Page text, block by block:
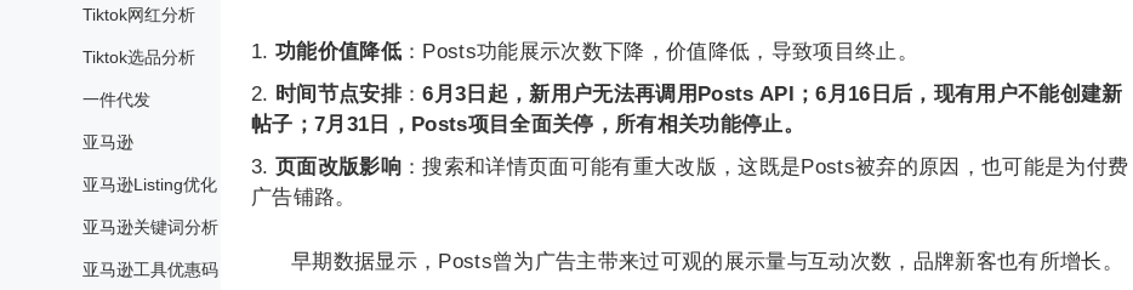
Tiktok网红分析
Tiktok选品分析
一件代发
亚马逊
亚马逊Listing优化
亚马逊关键词分析
亚马逊工具优惠码
功能价值降低：Posts功能展示次数下降，价值降低，导致项目终止。
时间节点安排：6月3日起，新用户无法再调用Posts API；6月16日后，现有用户不能创建新
帖子；7月31日，Posts项目全面关停，所有相关功能停止。
页面改版影响：搜索和详情页面可能有重大改版，这既是Posts被弃的原因，也可能是为付费
广告铺路。
早期数据显示，Posts曾为广告主带来过可观的展示量与互动次数，品牌新客也有所增长。